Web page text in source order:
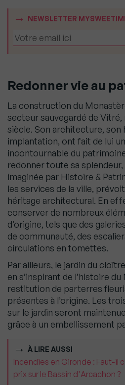
NEWSLETTER
Redonner vie au
La construction du
secteur sauvegardé de Vitré,
siècle. Son architecture, son
implantation, ont fait de lui
incontournable du
redonner toute sa
imaginée par Histoire &
les services de la ville,
héritage architectural. En
conserver de nombreux
d’origine, tels que des
de communauté, des
circulations en tomettes.
Par ailleurs, le jardin du
en s’inspirant de l’histoire
restitution de parterres
présentes à l’origine. Les
sur le jardin seront
grâce à un embellissement
À LIRE AUSSI
Incendies en Gironde : Faut-il
prix sur le Bassin d'Arcachon ?